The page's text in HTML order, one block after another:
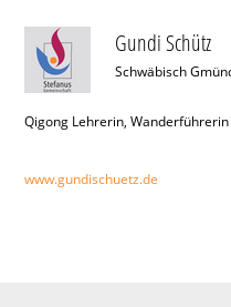
Gundi Schütz
Schwäbisch
Qigong Lehrerin, Wanderführerin
www.gundischuetz.de